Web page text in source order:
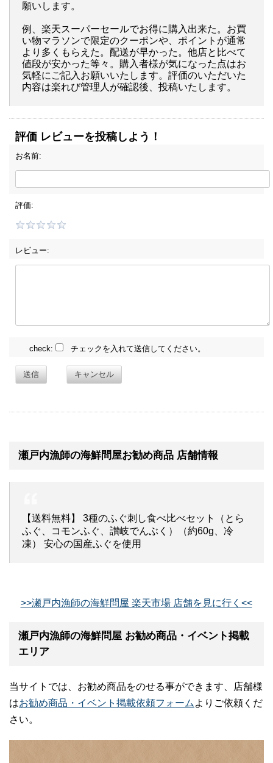
願いします。
例、楽天スーパーセールでお得に購入出来た。お買
い物マラソンで限定のクーポンや、ポイントが通常
より多くもらえた。配送が早かった。他店と比べて
値段が安かった等々。購入者様が気になった点はお
気軽にご記入お願いいたします。評価のいただいた
内容は楽れび管理人が確認後、投稿いたします。
評価 レビューを投稿しよう！
お名前:
評価:
レビュー:
check: チェックを入れて送信してください。
送信 キャンセル
瀬戸内漁師の海鮮問屋お勧め商品 店舗情報
【送料無料】 3種のふぐ刺し食べ比べセット（とら
ふぐ、コモンふぐ、讃岐でんぶく）（約60g、冷
凍） 安心の国産ふぐを使用
>>瀬戸内漁師の海鮮問屋 楽天市場 店舗を見に行く<<
瀬戸内漁師の海鮮問屋 お勧め商品・イベント掲載
エリア
当サイトでは、お勧め商品をのせる事ができます、店舗様
はお勧め商品・イベント掲載依頼フォーム よりご依頼くだ
さい。